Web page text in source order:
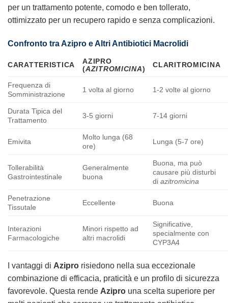
per un trattamento potente, comodo e ben tollerato,
ottimizzato per un recupero rapido e senza complicazioni.
Confronto tra Azipro e Altri Antibiotici Macrolidi
CARATTERISTICA
AZIPRO
(AZITROMICINA) CLARITROMICINA
Frequenza di
Somministrazione
1 volta al giorno 1-2 volte al giorno
Durata Tipica del
Trattamento
3-5 giorni 7-14 giorni
Emivita
Molto lunga (68
ore)
Lunga (5-7 ore)
Tollerabilità
Gastrointestinale
Generalmente
buona
Buona, ma può
causare più disturbi
diazitromicina
Penetrazione
Tissutale
Eccellente Buona
Interazioni
Farmacologiche
Minori rispetto ad
altri macrolidi
Significative,
specialmente con
CYP3A4
I vantaggi di Azipro risiedono nella sua eccezionale
combinazione di efficacia, praticità e un profilo di sicurezza
favorevole. Questa rende Azipro una scelta superiore per